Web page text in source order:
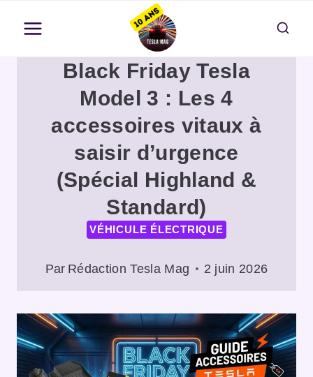
contenu Black Friday Tesla
Model 3 : Les 4
accessoires vitaux à
saisir d’urgence
(Spécial Highland &
Standard)
VÉHICULE ÉLECTRIQUE
Par Rédaction Tesla Mag 2 juin 2026